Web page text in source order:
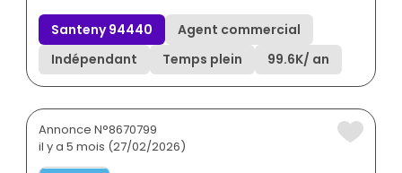
Santeny 94440
Agent commercial
Indépendant
Temps plein 99.6K/ an
Annonce N°8670799
il y a 5 mois (27/02/2026)